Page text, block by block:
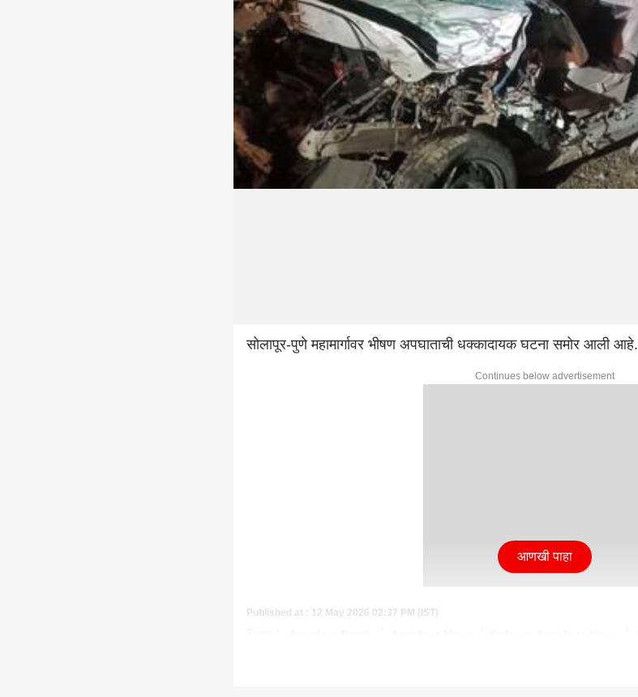
सोलापूर-पुणे महामार्गावर भीषण अपघाताची धक्कादायक घटना समोर आली आहे.
Continues below advertisement
Published at : 12 May 2026 02:37 PM (IST)
आणखी पाहा